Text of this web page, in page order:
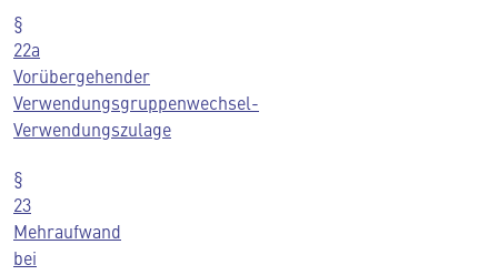
§
22a
Vorübergehender
Verwendungsgruppenwechsel-
Verwendungszulage
§
23
Mehraufwand
bei